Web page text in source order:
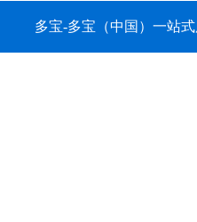
多宝-多宝（中国）一站